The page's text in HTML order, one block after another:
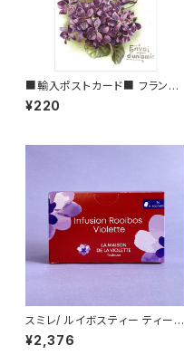
■輸入ポストカード■ フランス/
トゥールーズ スミレ＆ハープ To
ulouse バイオレット
¥220
スミレ/ ルイボスティー ティーバ
ッグ 24個入り La Maison de
la Violette ノンカフェイン フラ
¥2,376